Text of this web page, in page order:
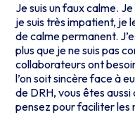
Je suis un faux calme.
je suis très impatient, je
de calme permanent.
plus que je ne suis pas
collaborateurs ont
l’on soit sincère face à
de DRH, vous êtes
pensez pour faciliter les